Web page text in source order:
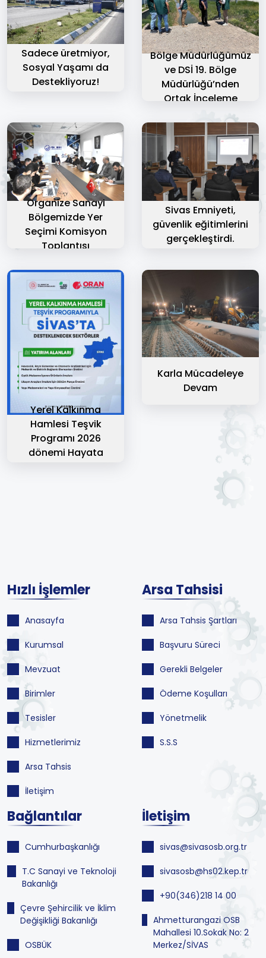
Sadece üretmiyor,
Sosyal Yaşamı da
Destekliyoruz!
Bölge Müdürlüğümüz
ve DSİ 19. Bölge
Müdürlüğü’nden
Ortak İnceleme
Organize Sanayi
Bölgemizde Yer
Seçimi Komisyon
Toplantısı
Sivas Emniyeti,
güvenlik eğitimlerini
gerçekleştirdi.
Yerel Kalkınma
Hamlesi Teşvik
Programı 2026
dönemi Hayata
Karla Mücadeleye
Devam
Hızlı İşlemler
Anasayfa
Kurumsal
Mevzuat
Birimler
Tesisler
Hizmetlerimiz
Arsa Tahsis
İletişim
Arsa Tahsisi
Arsa Tahsis Şartları
Başvuru Süreci
Gerekli Belgeler
Ödeme Koşulları
Yönetmelik
S.S.S
Bağlantılar
Cumhurbaşkanlığı
T.C Sanayi ve Teknoloji
Bakanlığı
Çevre Şehircilik ve İklim
Değişikliği Bakanlığı
OSBÜK
İletişim
sivas@sivasosb.org.tr
sivasosb@hs02.kep.tr
+90(346)218 14 00
Ahmetturangazi OSB
Mahallesi 10.Sokak No: 2
Merkez/SİVAS